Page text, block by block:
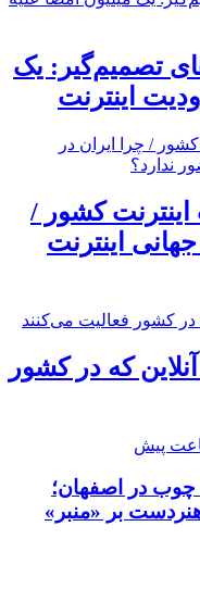
تصمیم‌گیر: یک
اینترنت
کشور /
اینترنت
که در کشور
چوب در اصفهان؛
بر «منبر»